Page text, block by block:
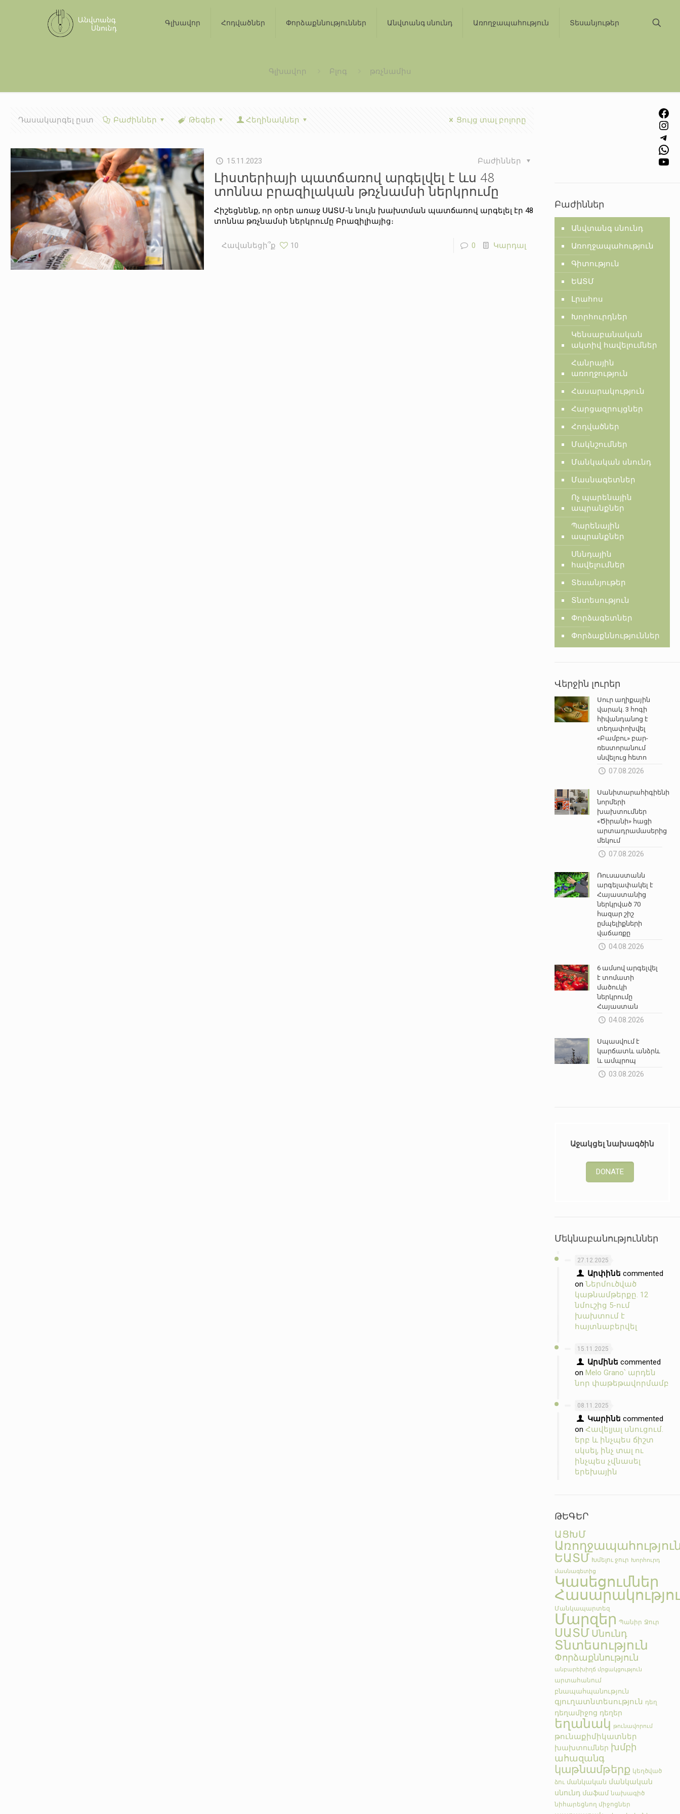
Գլխավոր Հոդվածներ Փորձաքննություններ Անվտանգ սնունդ Առողջապահություն Տեսանյութեր
Գլխավոր Բլոգ թռչնամիս
Դասակարգել ըստ Բաժիններ Թեգեր Հեղինակներ Ցույց տալ բոլորը
15.11.2023 Բաժիններ
Լիստերիայի պատճառով արգելվել է ևս 48
տոննա բրազիլական թռչնամսի ներկրումը
Հիշեցնենք, որ օրեր առաջ ՍԱՏՄ-ն նույն խախտման պատճառով արգելել էր 48
տոննա թռչնամսի ներկրումը Բրազիլիայից։
Հավանեցի՞ք 10 0 Կարդալ
Facebook
Instagram
Telegram
WhatsApp
YouTube
Բաժիններ
Անվտանգ սնունդ
Առողջապահություն
Գիտություն
ԵԱՏՄ
Լրահոս
Խորհուրդներ
Կենսաբանական
ակտիվ հավելումներ
Հանրային
առողջություն
Հասարակություն
Հարցազրույցներ
Հոդվածներ
Մակնշումներ
Մանկական սնունդ
Մասնագետներ
Ոչ պարենային
ապրանքներ
Պարենային
ապրանքներ
Սննդային
հավելումներ
Տեսանյութեր
Տնտեսություն
Փորձագետներ
Փորձաքննություններ
Վերջին լուրեր
Սուր աղիքային
վարակ. 3 հոգի
հիվանդանոց է
տեղափոխվել
«Բամբու» բար-
ռեստորանում
սնվելուց հետո
07.08.2026
Սանիտարահիգիենիկ
նորմերի
խախտումներ
«Ծիրանի» հացի
արտադրամասերից
մեկում
07.08.2026
Ռուսաստանն
արգելափակել է
Հայաստանից
ներկրված 70
հազար շիշ
ըմպելիքների
վաճառքը
04.08.2026
6 ամսով արգելվել
է տոմատի
մածուկի
ներկրումը
Հայաստան
04.08.2026
Սպասվում է
կարճատև անձրև
և ամպրոպ
03.08.2026
Աջակցել նախագծին
DONATE
Մեկնաբանություններ
27.12.2025
Արփինե commented
onՆերմուծված
կաթնամթերքը. 12
նմուշից 5-ում
խախտում է
հայտնաբերվել
15.11.2025
Արմինե commented
onMelo Grano՝ արդեն
նոր փաթեթավորմամբ
08.11.2025
Կարինե commented
onՀավելյալ սնուցում.
երբ և ինչպես ճիշտ
սկսել, ինչ տալ ու
ինչպես չվնասել
երեխային
ԹԵԳԵՐ
ԱՑԽՄ
ԵԱՏՄ Խմելու ջուր Խորհուրդ
մասնագետից
Կասեցումներ
Մանկապարտեզ
Մարզեր Պանիր Ջուր
ՍԱՏՄ Սնունդ
Տնտեսություն
Փորձաքննություն
անբարեխիղճ մրցակցություն
արտահանում
բնապահպանություն
գյուղատնտեսություն դեղ
դեղամիջոց դեղեր
եղանակ թունավորում
թունաքիմիկատներ
խախտումներ խմբի
ահազանգ
կաթնամթերք կեղծված
ձու մանկական մանկական
սնունդ մաֆամ նախագիծ
նիհարեցնող միջոցներ